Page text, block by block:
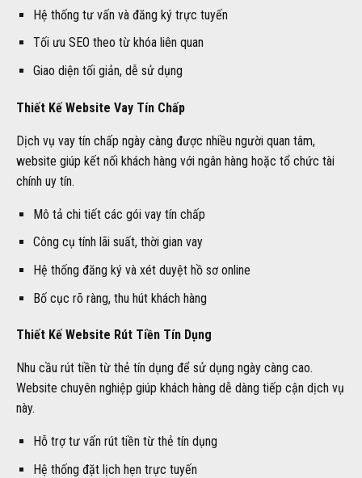
Hệ thống tư vấn và đăng ký trực tuyến
Tối ưu SEO theo từ khóa liên quan
Giao diện tối giản, dễ sử dụng
Thiết Kế Website Vay Tín Chấp
Dịch vụ vay tín chấp ngày càng được nhiều người quan tâm,
website giúp kết nối khách hàng với ngân hàng hoặc tổ chức tài
chính uy tín.
Mô tả chi tiết các gói vay tín chấp
Công cụ tính lãi suất, thời gian vay
Hệ thống đăng ký và xét duyệt hồ sơ online
Bố cục rõ ràng, thu hút khách hàng
Thiết Kế Website Rút Tiền Tín Dụng
Nhu cầu rút tiền từ thẻ tín dụng để sử dụng ngày càng cao.
Website chuyên nghiệp giúp khách hàng dễ dàng tiếp cận dịch vụ
này.
Hỗ trợ tư vấn rút tiền từ thẻ tín dụng
Hệ thống đặt lịch hẹn trực tuyến